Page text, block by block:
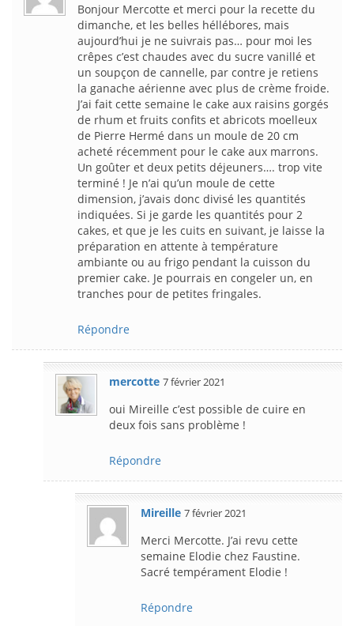
Bonjour Mercotte et merci pour la recette du
dimanche, et les belles héllébores, mais
aujourd’hui je ne suivrais pas… pour moi les
crêpes c’est chaudes avec du sucre vanillé et
un soupçon de cannelle, par contre je retiens
la ganache aérienne avec plus de crème froide.
J’ai fait cette semaine le cake aux raisins gorgés
de rhum et fruits confits et abricots moelleux
de Pierre Hermé dans un moule de 20 cm
acheté récemment pour le cake aux marrons.
Un goûter et deux petits déjeuners…. trop vite
terminé ! Je n’ai qu’un moule de cette
dimension, j’avais donc divisé les quantités
indiquées. Si je garde les quantités pour 2
cakes, et que je les cuits en suivant, je laisse la
préparation en attente à température
ambiante ou au frigo pendant la cuisson du
premier cake. Je pourrais en congeler un, en
tranches pour de petites fringales.
Répondre
mercotte 7 février 2021
oui Mireille c’est possible de cuire en
deux fois sans problème !
Répondre
Mireille 7 février 2021
Merci Mercotte. J’ai revu cette
semaine Elodie chez Faustine.
Sacré tempérament Elodie !
Répondre